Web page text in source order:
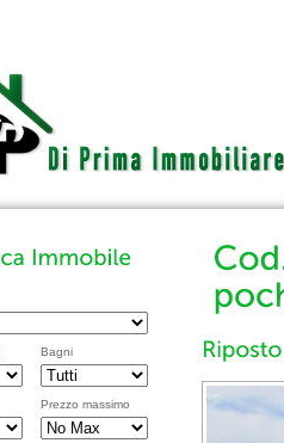
Bagni
Prezzo massimo